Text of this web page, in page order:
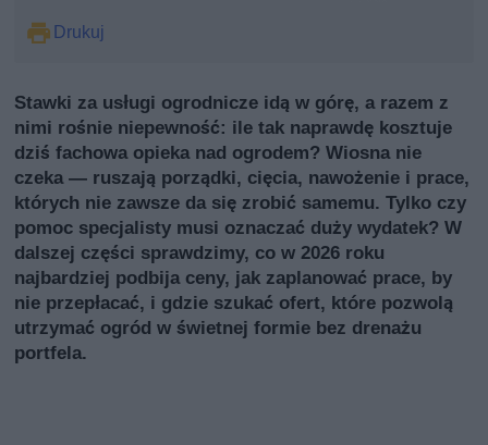
Drukuj
Stawki za usługi ogrodnicze idą w górę, a razem z
nimi rośnie niepewność: ile tak naprawdę kosztuje
dziś fachowa opieka nad ogrodem? Wiosna nie
czeka — ruszają porządki, cięcia, nawożenie i prace,
których nie zawsze da się zrobić samemu. Tylko czy
pomoc specjalisty musi oznaczać duży wydatek? W
dalszej części sprawdzimy, co w 2026 roku
najbardziej podbija ceny, jak zaplanować prace, by
nie przepłacać, i gdzie szukać ofert, które pozwolą
utrzymać ogród w świetnej formie bez drenażu
portfela.